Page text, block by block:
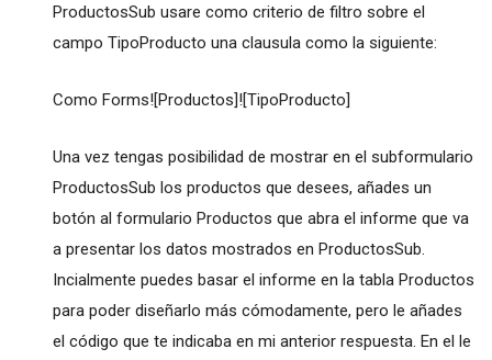
ProductosSub usare como criterio de filtro sobre el
campo TipoProducto una clausula como la siguiente:
Como Forms![Productos]![TipoProducto]
Una vez tengas posibilidad de mostrar en el subformulario
ProductosSub los productos que desees, añades un
botón al formulario Productos que abra el informe que va
a presentar los datos mostrados en ProductosSub.
Incialmente puedes basar el informe en la tabla Productos
para poder diseñarlo más cómodamente, pero le añades
el código que te indicaba en mi anterior respuesta. En el le